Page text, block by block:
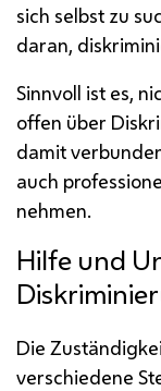
sich selbst zu
daran,
Sinnvoll ist es,
offen über
damit
auch
nehmen.
Hilfe und
Die
verschiedene